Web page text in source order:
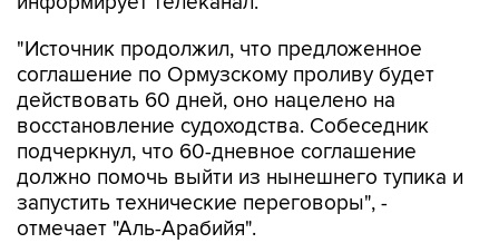
"Источник продолжил, что предложенное
соглашение по Ормузскому проливу будет
действовать 60 дней, оно нацелено на
восстановление судоходства. Собеседник
подчеркнул, что 60-дневное соглашение
должно помочь выйти из нынешнего тупика и
запустить технические переговоры", -
отмечает "Аль-Арабийя".